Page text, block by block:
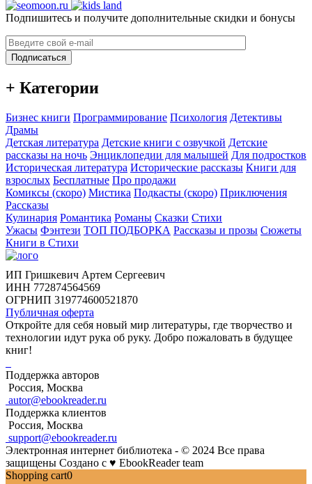
Подпишитесь и получите дополнительные скидки и бонусы
Подписаться
+ Категории
Бизнес книги Программирование Психология Детективы
Драмы
Детская литература Детские книги с озвучкой Детские
рассказы на ночь Энциклопедии для малышей Для подростков
Историческая литература Исторические рассказы Книги для
взрослых Бесплатные Про продажи
Комиксы (скоро) Мистика Подкасты (скоро) Приключения
Рассказы
Кулинария Романтика Романы Сказки Стихи
Ужасы Фэнтези ТОП ПОДБОРКА Рассказы и прозы Сюжеты
Книги в Стихи
ИП Гришкевич Артем Сергеевич
ИНН 772874564569
ОГРНИП 319774600521870
Публичная оферта
Откройте для себя новый мир литературы, где творчество и
технологии идут рука об руку. Добро пожаловать в будущее
книг!
Поддержка авторов
Россия, Москва
autor@ebookreader.ru
Поддержка клиентов
Россия, Москва
support@ebookreader.ru
Электронная интернет библиотека - © 2024 Все права
защищены Создано с ♥ EbookReader team
Shopping cart0